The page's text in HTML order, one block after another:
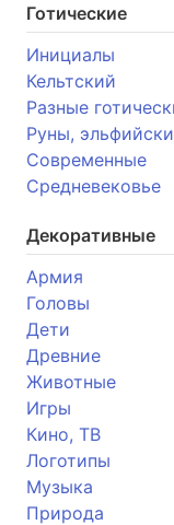
Готические
Инициалы
Кельтский
Разные
Руны,
Современные
Средневековье
Декоративные
Армия
Головы
Дети
Древние
Животные
Игры
Кино, ТВ
Логотипы
Музыка
Природа